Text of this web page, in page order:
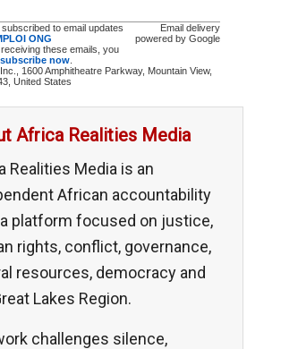
subscribed to email updates
ONG
these emails, you
now
Email delivery
powered by Google
1600 Amphitheatre Parkway, Mountain View,
United States
Africa Realities Media
Realities Media is an
African accountability
platform focused on justice,
rights, conflict, governance,
resources, democracy and
Lakes Region.
challenges silence,